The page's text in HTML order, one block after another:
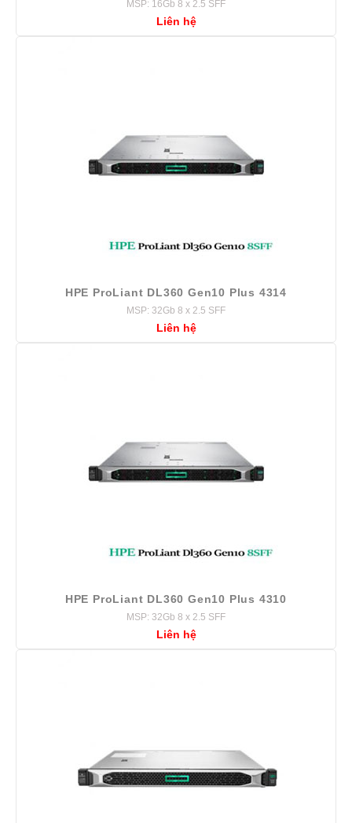
MSP: 16Gb 8 x 2.5 SFF
Liên hệ
HPE ProLiant DL360 Gen10 Plus 4314
MSP: 32Gb 8 x 2.5 SFF
Liên hệ
HPE ProLiant DL360 Gen10 Plus 4310
MSP: 32Gb 8 x 2.5 SFF
Liên hệ